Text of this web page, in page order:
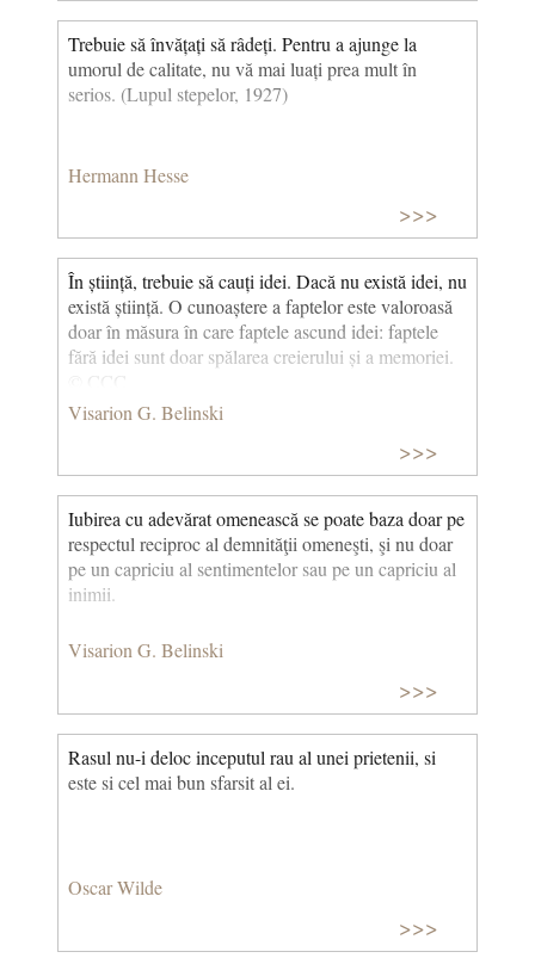
Trebuie să învățați să râdeți. Pentru a ajunge la
umorul de calitate, nu vă mai luați prea mult în
serios. (Lupul stepelor, 1927)
Hermann Hesse
>>>
În știință, trebuie să cauți idei. Dacă nu există idei, nu
există știință. O cunoaștere a faptelor este valoroasă
doar în măsura în care faptele ascund idei: faptele
fără idei sunt doar spălarea creierului și a memoriei.
Visarion G. Belinski
>>>
Iubirea cu adevărat omenească se poate baza doar pe
respectul reciproc al demnităţii omeneşti, şi nu doar
pe un capriciu al sentimentelor sau pe un capriciu al
inimii.
Visarion G. Belinski
>>>
Rasul nu-i deloc inceputul rau al unei prietenii, si
este si cel mai bun sfarsit al ei.
Oscar Wilde
>>>